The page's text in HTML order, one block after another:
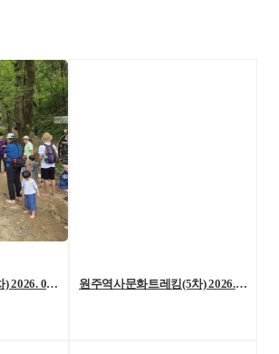
원주힐링 맨발걷기(6차) 2026. 08. 01. (토) 원주역사문화트레킹(5차) 2026. 07. 25.(토)